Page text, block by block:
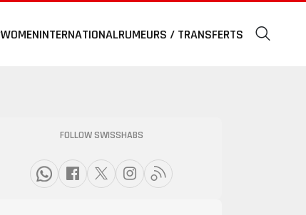
WOMENINTERNATIONALRUMEURS / TRANSFERTS
FOLLOW SWISSHABS